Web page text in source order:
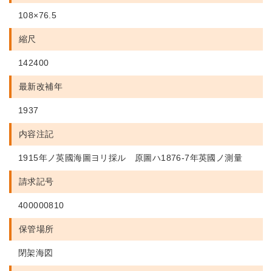
108×76.5
縮尺
142400
最新改補年
1937
内容注記
1915年ノ英國海圖ヨリ採ル 原圖ハ1876-7年英國ノ測量
請求記号
400000810
保管場所
閉架海図